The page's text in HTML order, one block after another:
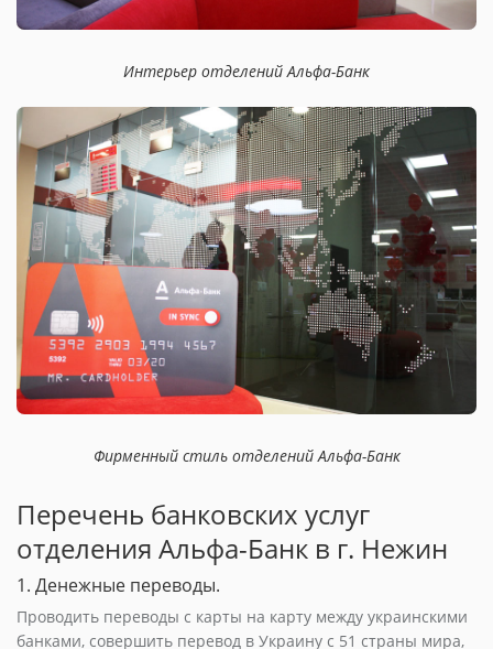
Интерьер отделений Альфа-Банк
Фирменный стиль отделений Альфа-Банк
Перечень банковских услуг
отделения Альфа-Банк в г. Нежин
1. Денежные переводы.
Проводить переводы с карты на карту между украинскими
банками, совершить перевод в Украину с 51 страны мира,